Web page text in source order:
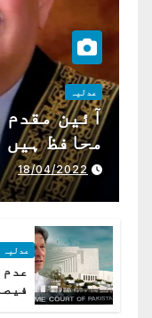
عدلیہ
آئین مقدم
محافظ
ذمہ داری
جسٹس
18/04/2022
عدلیہ